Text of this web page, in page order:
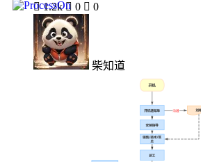
 1.2k  0  0
柴知道